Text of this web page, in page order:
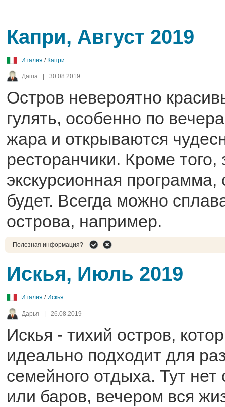
Капри, Август 2019
Италия / Капри
Даша 30.08.2019
Остров невероятно
гулять, особенно по
жара и открываются
ресторанчики. Кроме того,
экскурсионная программа,
будет. Всегда можно
острова, например.
Полезная информация?
Искья, Июль 2019
Италия / Искья
Дарья 26.08.2019
Искья - тихий остров,
идеально подходит для
семейного отдыха. Тут нет
или баров, вечером вся